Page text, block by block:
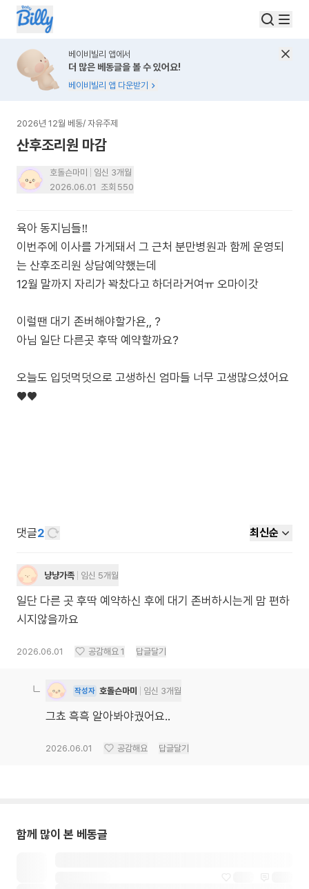
베이비빌리 앱에서
더 많은 베동글을 볼 수 있어요!
베이비빌리 앱 다운받기
2026년 12월 베동/ 자유주제
산후조리원 마감
호돌슨마미
임신 3개월
2026.06.01 조회 550
육아 동지님들‼️
이번주에 이사를 가게돼서 그 근처 분만병원과 함께 운영되
는 산후조리원 상담예약했는데
12월 말까지 자리가 꽉찼다고 하더라거여ㅠ 오마이갓
이럴땐 대기 존버해야할가욘,, ?
아님 일단 다른곳 후딱 예약할까요?
오늘도 입덧먹덧으로 고생하신 엄마들 너무 고생많으셨어요
♥️♥️
댓글2 최신순
냥냥가족 임신 5개월
일단 다른 곳 후딱 예약하신 후에 대기 존버하시는게 맘 편하
시지않을까요
2026.06.01 공감해요 1 답글달기
작성자 호돌슨마미 임신 3개월
그쵸 흑흑 알아봐야궜어요..
2026.06.01 공감해요 답글달기
함께 많이 본 베동글